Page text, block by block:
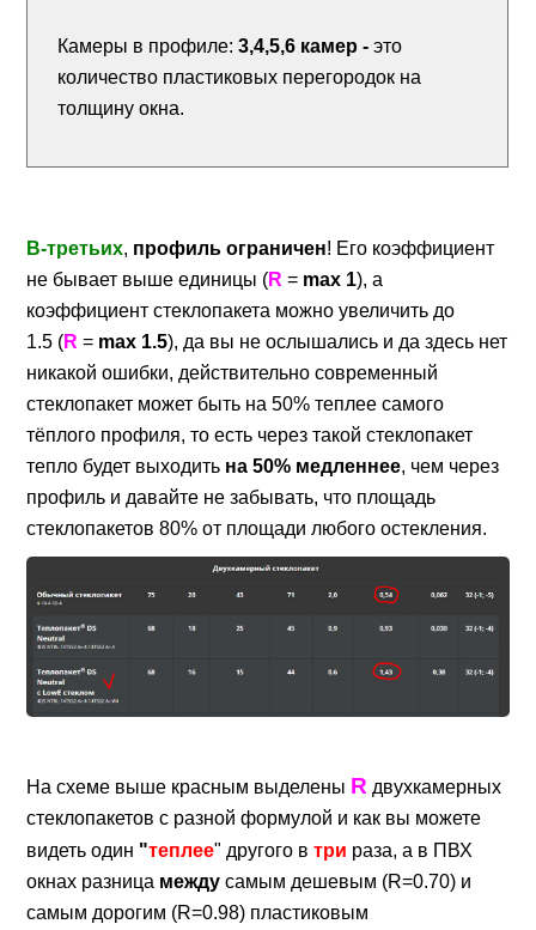
Камеры в профиле:3,4,5,6 камер -это
количество пластиковых перегородок на
толщину окна.
В-третьих, профиль ограничен! Его коэффициент
не бывает выше единицы (R = max 1), а
коэффициент стеклопакета можно увеличить до
1.5 (R = max 1.5), да вы не ослышались и да здесь нет
никакой ошибки, действительно современный
стеклопакет может быть на 50% теплее самого
тёплого профиля, то есть через такой стеклопакет
тепло будет выходить на 50% медленнее, чем через
профиль и давайте не забывать, что площадь
стеклопакетов 80% от площади любого остекления.
На схеме выше красным выделены R двухкамерных
стеклопакетов с разной формулой и как вы можете
видеть один "теплее" другого в три раза, а в ПВХ
окнах разница между самым дешевым (R=0.70) и
самым дорогим (R=0.98) пластиковым